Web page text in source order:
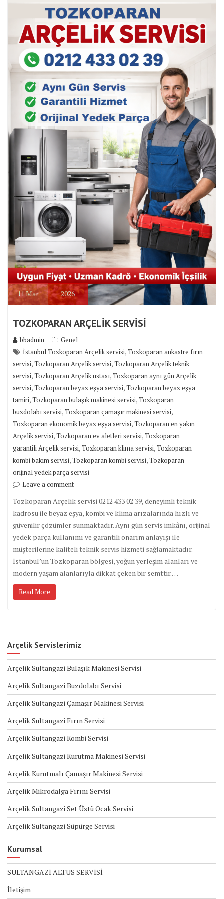
11Mar 2026
TOZKOPARAN ARÇELİK SERVİSİ
bbadmin
Genel
İstanbul Tozkoparan Arçelik servisi,Tozkoparan ankastre fırın
servisi,Tozkoparan Arçelik servisi,Tozkoparan Arçelik teknik
servisi,Tozkoparan Arçelik ustası,Tozkoparan aynı gün Arçelik
servisi,Tozkoparan beyaz eşya servisi,Tozkoparan beyaz eşya
tamiri,Tozkoparan bulaşık makinesi servisi,Tozkoparan
buzdolabı servisi,Tozkoparan çamaşır makinesi servisi,
Tozkoparan ekonomik beyaz eşya servisi,Tozkoparan en yakın
Arçelik servisi,Tozkoparan ev aletleri servisi,Tozkoparan
garantili Arçelik servisi,Tozkoparan klima servisi,Tozkoparan
kombi bakım servisi,Tozkoparan kombi servisi,Tozkoparan
orijinal yedek parça servisi
Leave a comment
Tozkoparan Arçelik servisi 0212 433 02 39, deneyimli teknik
kadrosu ile beyaz eşya, kombi ve klima arızalarında hızlı ve
güvenilir çözümler sunmaktadır. Aynı gün servis imkânı, orijinal
yedek parça kullanımı ve garantili onarım anlayışı ile
müşterilerine kaliteli teknik servis hizmeti sağlamaktadır.
İstanbul’un Tozkoparan bölgesi, yoğun yerleşim alanları ve
modern yaşam alanlarıyla dikkat çeken bir semttir.…
Read More
Arçelik Servislerimiz
Arçelik Sultangazi Bulaşık Makinesi Servisi
Arçelik Sultangazi Buzdolabı Servisi
Arçelik Sultangazi Çamaşır Makinesi Servisi
Arçelik Sultangazi Fırın Servisi
Arçelik Sultangazi Kombi Servisi
Arçelik Sultangazi Kurutma Makinesi Servisi
Arçelik Kurutmalı Çamaşır Makinesi Servisi
Arçelik Mikrodalga Fırını Servisi
Arçelik Sultangazi Set Üstü Ocak Servisi
Arçelik Sultangazi Süpürge Servisi
Kurumsal
SULTANGAZİ ALTUS SERVİSİ
İletişim